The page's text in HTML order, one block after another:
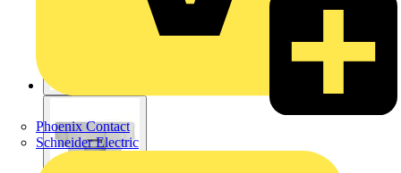
Phoenix Contact
Schneider Electric